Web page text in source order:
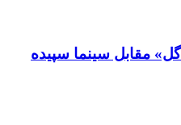
مقابل سینما سپیده